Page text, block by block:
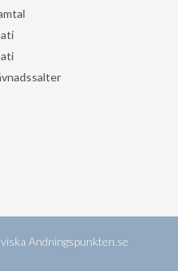
Andningspunkten.se